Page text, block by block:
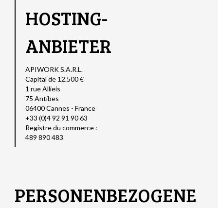
HOSTING-
ANBIETER
APIWORK S.A.R.L.
Capital de 12.500 €
1 rue Allieis
75 Antibes
06400 Cannes - France
+33 (0)4 92 91 90 63
Registre du commerce :
489 890 483
PERSONENBEZOGENE